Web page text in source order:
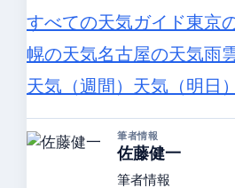
すべての天気ガイド東京
幌の天気名古屋の天気雨
天気（週間） 天気（明日）
筆者情報
佐藤健一
筆者情報